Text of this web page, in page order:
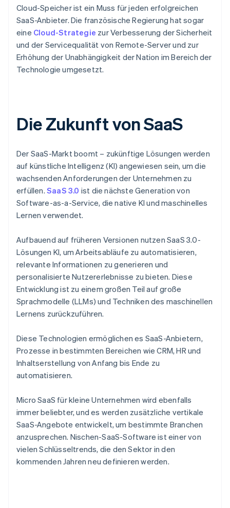
Cloud-Speicher ist ein Muss für jeden erfolgreichen
SaaS-Anbieter. Die französische Regierung hat sogar
eine Cloud-Strategie zur Verbesserung der Sicherheit
und der Servicequalität von Remote-Server und zur
Erhöhung der Unabhängigkeit der Nation im Bereich der
Technologie umgesetzt.
Die Zukunft von SaaS
Der SaaS-Markt boomt – zukünftige Lösungen werden
auf künstliche Intelligenz (KI) angewiesen sein, um die
wachsenden Anforderungen der Unternehmen zu
erfüllen.SaaS 3.0 ist die nächste Generation von
Software-as-a-Service, die native KI und maschinelles
Lernen verwendet.
Aufbauend auf früheren Versionen nutzen SaaS 3.0-
Lösungen KI, um Arbeitsabläufe zu automatisieren,
relevante Informationen zu generieren und
personalisierte Nutzererlebnisse zu bieten. Diese
Entwicklung ist zu einem großen Teil auf große
Sprachmodelle (LLMs) und Techniken des maschinellen
Lernens zurückzuführen.
Diese Technologien ermöglichen es SaaS-Anbietern,
Prozesse in bestimmten Bereichen wie CRM, HR und
Inhaltserstellung von Anfang bis Ende zu
automatisieren.
Micro SaaS für kleine Unternehmen wird ebenfalls
immer beliebter, und es werden zusätzliche vertikale
SaaS-Angebote entwickelt, um bestimmte Branchen
anzusprechen. Nischen-SaaS-Software ist einer von
vielen Schlüsseltrends, die den Sektor in den
kommenden Jahren neu definieren werden.